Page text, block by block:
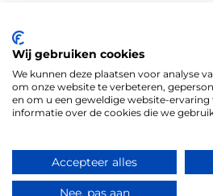
kleur.
Hoe kunnen wij
Contact
Wij gebruiken cookies
We kunnen deze plaatsen voor analyse
om onze website te verbeteren,
en om u een geweldige website-ervaring
informatie over de cookies die we
Accepteer alles
Nee, pas aan